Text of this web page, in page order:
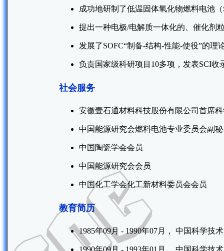
成功地研制了低温固体氧化物燃料电池
提出一种电极/电解质一体化的、催化剂
发展了SOFC“制备-结构-性能-使役”的理
负责国家级科研项目10多项，发表SCI收
社会服务
安徽壹石通材料科技股份有限公司首席
中国能源研究会燃料电池专业委员会副
中国陶瓷学会会员
中国能源研究会会员
中国化工学会化工新材料委员会会员
教育简历
1985年09月 - 1990年07月， 中国科学技